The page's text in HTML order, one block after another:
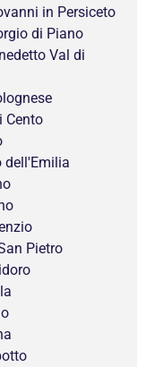
in Persiceto
di Piano
Val di
Cento
dell'Emilia
Pietro